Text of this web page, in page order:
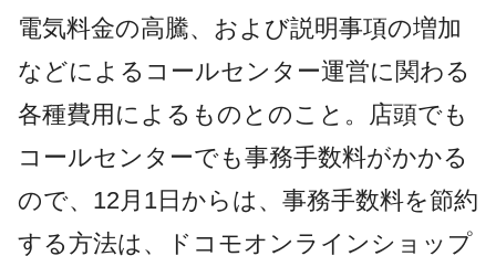
電気料金の高騰、および説明事項の増加
などによるコールセンター運営に関わる
各種費用によるものとのこと。店頭でも
コールセンターでも事務手数料がかかる
ので、12月1日からは、事務手数料を節約
する方法は、ドコモオンラインショップ